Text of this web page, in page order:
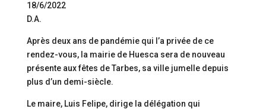
18/6/2022
D.A.
Après deux ans de pandémie qui l’a privée de ce
rendez-vous, la mairie de Huesca sera de nouveau
présente aux fêtes de Tarbes, sa ville jumelle depuis
plus d’un demi-siècle.
Le maire, Luis Felipe, dirige la délégation qui